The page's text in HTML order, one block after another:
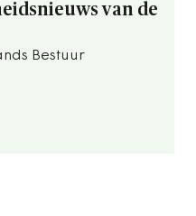
van de
Bestuur